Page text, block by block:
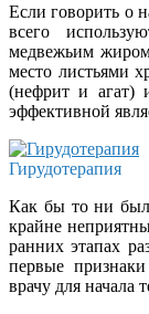
Если говорить о
всего
медвежьим
место листьями
(нефрит и агат)
эффективной
Гирудотерапия
Как бы то ни
крайне
ранних этапах
первые
врачу для начала